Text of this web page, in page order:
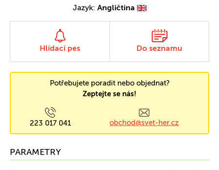
Jazyk: Angličtina
Hlídací pes Do seznamu
Potřebujete poradit nebo objednat?
Zeptejte se nás!
223 017 041 obchod@svet-her.cz
PARAMETRY